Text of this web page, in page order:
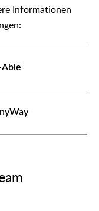
Informationen
Able